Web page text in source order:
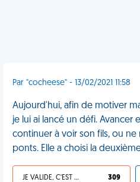
Par "cocheese" - 13/02/2021 11:58
Aujourd'hui, afin de motiver
je lui ai lancé un défi. Avancer
continuer à voir son fils, ou
ponts. Elle a choisi la
JE VALIDE, C'EST UNE VDM 309